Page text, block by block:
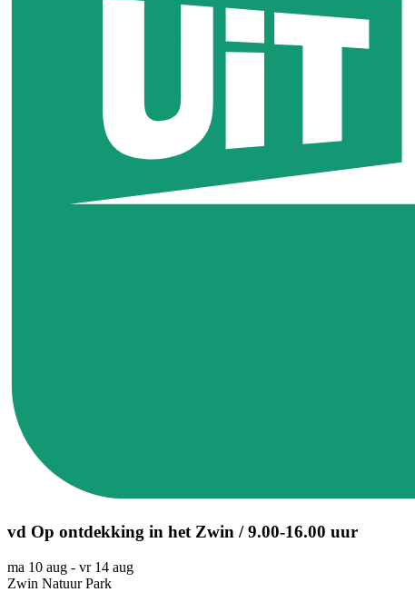
vd Op ontdekking in het Zwin / 9.00-16.00 uur
ma 10 aug - vr 14 aug
Zwin Natuur Park